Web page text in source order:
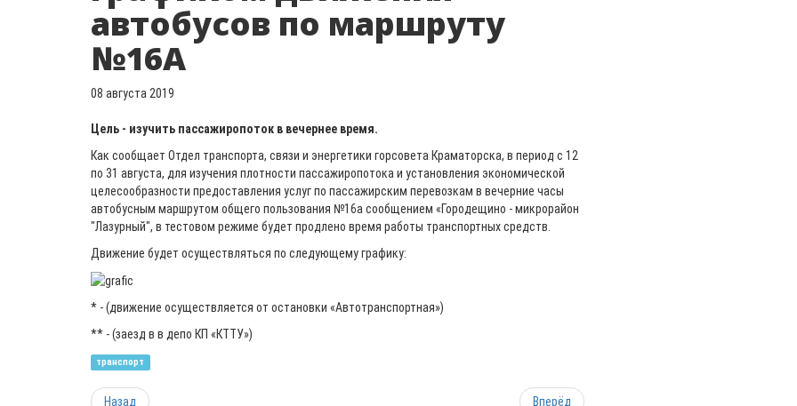
автобусов по маршруту
№16А
08 августа 2019
Цель - изучить пассажиропоток в вечернее время.
Как сообщает Отдел транспорта, связи и энергетики горсовета Краматорска, в период с 12
по 31 августа, для изучения плотности пассажиропотока и установления экономической
целесообразности предоставления услуг по пассажирским перевозкам в вечерние часы
автобусным маршрутом общего пользования №16а сообщением «Городещино - микрорайон
"Лазурный", в тестовом режиме будет продлено время работы транспортных средств.
Движение будет осуществляться по следующему графику:
* - (движение осуществляется от остановки «Автотранспортная»)
** - (заезд в в депо КП «КТТУ»)
транспорт
Назад Вперёд